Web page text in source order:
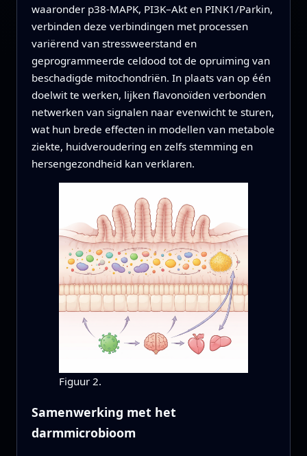
waaronder p38-MAPK, PI3K–Akt en PINK1/Parkin,
verbinden deze verbindingen met processen
variërend van stressweerstand en
geprogrammeerde celdood tot de opruiming van
beschadigde mitochondriën. In plaats van op één
doelwit te werken, lijken flavonoïden verbonden
netwerken van signalen naar evenwicht te sturen,
wat hun brede effecten in modellen van metabole
ziekte, huidveroudering en zelfs stemming en
hersengezondheid kan verklaren.
Figuur 2.
Samenwerking met het
darmmicrobioom